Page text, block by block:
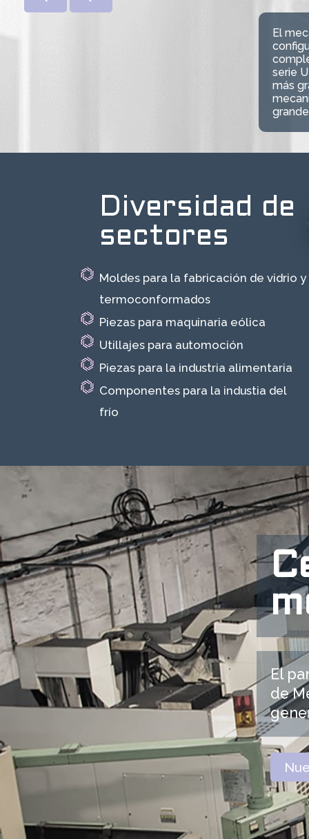
El
serie
más
Diversidad de
sectores
Moldes para la fabricación de vidrio y
termoconformados
Piezas para maquinaria eólica
Utillajes para automoción
Piezas para la industria alimentaria
Componentes para la industia del
frío
El
de